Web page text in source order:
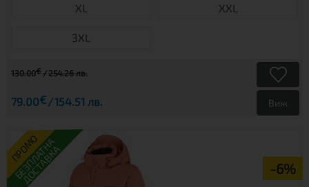
XL XXL
3XL
130.00€ 254.26 лв.
79.00€ 154.51 лв. Виж
ПРОМО
-6%
БЕЗПЛАТНА
ДОСТАВКА